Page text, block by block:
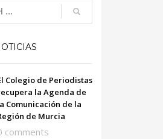
Colegio de Periodistas
la Agenda de
Comunicación de la
de Murcia
comments